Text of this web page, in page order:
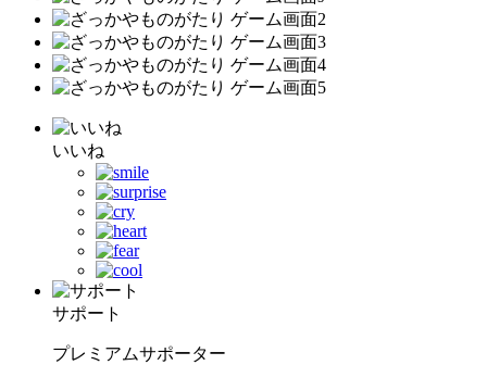
いいね
サポート
プレミアムサポーター